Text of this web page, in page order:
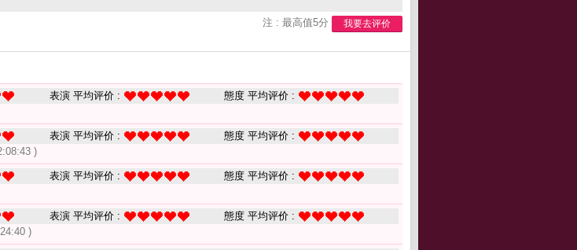
注 : 最高值5分 我要去评价
表演 平均评价 :
態度 平均评价 :
表演 平均评价 :
態度 平均评价 :
)
表演 平均评价 :
態度 平均评价 :
表演 平均评价 :
態度 平均评价 :
)